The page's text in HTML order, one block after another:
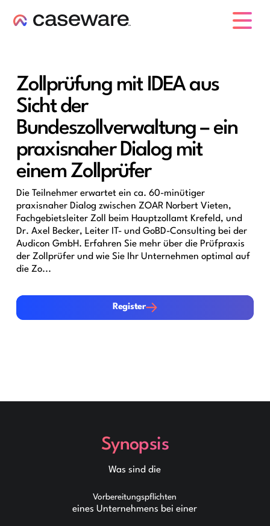
Zollprüfung mit IDEA aus
Sicht der
Bundeszollverwaltung – ein
praxisnaher Dialog mit
einem Zollprüfer
Die Teilnehmer erwartet ein ca. 60-minütiger
praxisnaher Dialog zwischen ZOAR Norbert Vieten,
Fachgebietsleiter Zoll beim Hauptzollamt Krefeld, und
Dr. Axel Becker, Leiter IT- und GoBD-Consulting bei der
Audicon GmbH. Erfahren Sie mehr über die Prüfpraxis
der Zollprüfer und wie Sie Ihr Unternehmen optimal auf
die Zo...
Register
Register
Synopsis
Was sind die
Vorbereitungspflichten
eines Unternehmens bei einer